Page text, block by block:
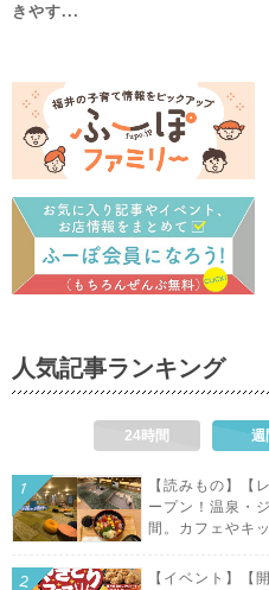
きやす...
人気記事ランキング
24時間 週
【読みもの】【
ープン！温泉・
間。カフェやキ
【イベント】【